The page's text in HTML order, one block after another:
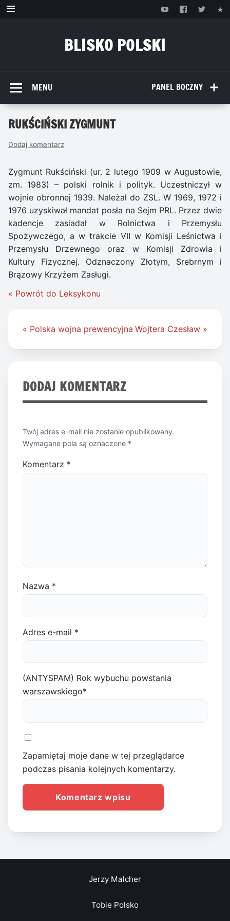
Przejdź
BLISKO POLSKI
PANEL BOCZNY
MENU
RUKŚCIŃSKI ZYGMUNT
Dodaj komentarz
Zygmunt Rukściński (ur. 2 lutego 1909 w Augustowie,
zm. 1983) – polski rolnik i polityk. Uczestniczył w
wojnie obronnej 1939. Należał do ZSL. W 1969, 1972 i
1976 uzyskiwał mandat posła na Sejm PRL. Przez dwie
kadencje zasiadał w Rolnictwa i Przemysłu
Spożywczego, a w trakcie VII w Komisji Leśnictwa i
Przemysłu Drzewnego oraz w Komisji Zdrowia i
Kultury Fizycznej. Odznaczony Złotym, Srebrnym i
Brązowy Krzyżem Zasługi.
« Powrót do Leksykonu
Nawigacja
« Polska wojna prewencyjna Wojtera Czesław »
DODAJ KOMENTARZ
Twój adres e-mail nie zostanie opublikowany.
Wymagane pola są oznaczone *
Komentarz *
Nazwa *
Adres e-mail *
(ANTYSPAM) Rok wybuchu powstania
warszawskiego*
Zapamiętaj moje dane w tej przeglądarce
podczas pisania kolejnych komentarzy.
Jerzy Malcher
Tobie Polsko